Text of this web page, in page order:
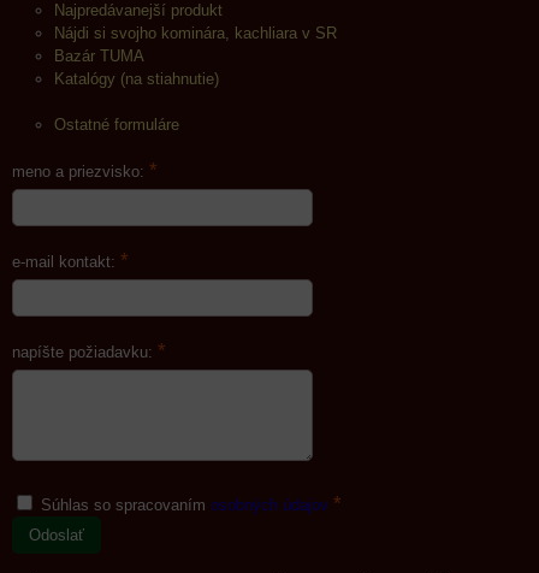
Najpredávanejší produkt
Nájdi si svojho kominára, kachliara v SR
Bazár TUMA
Katalógy (na stiahnutie)
Ostatné formuláre
meno a priezvisko: *
e-mail kontakt: *
napíšte požiadavku: *
Súhlas so spracovaním osobných údajov *
Odoslať